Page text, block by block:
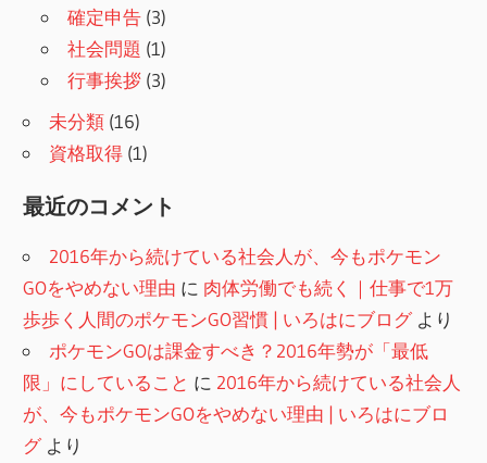
確定申告 (3)
社会問題 (1)
行事挨拶 (3)
未分類 (16)
資格取得 (1)
最近のコメント
2016年から続けている社会人が、今もポケモン
GOをやめない理由 に 肉体労働でも続く｜仕事で1万
歩歩く人間のポケモンGO習慣 | いろはにブログより
ポケモンGOは課金すべき？2016年勢が「最低
限」にしていること に 2016年から続けている社会人
が、今もポケモンGOをやめない理由 | いろはにブロ
グより